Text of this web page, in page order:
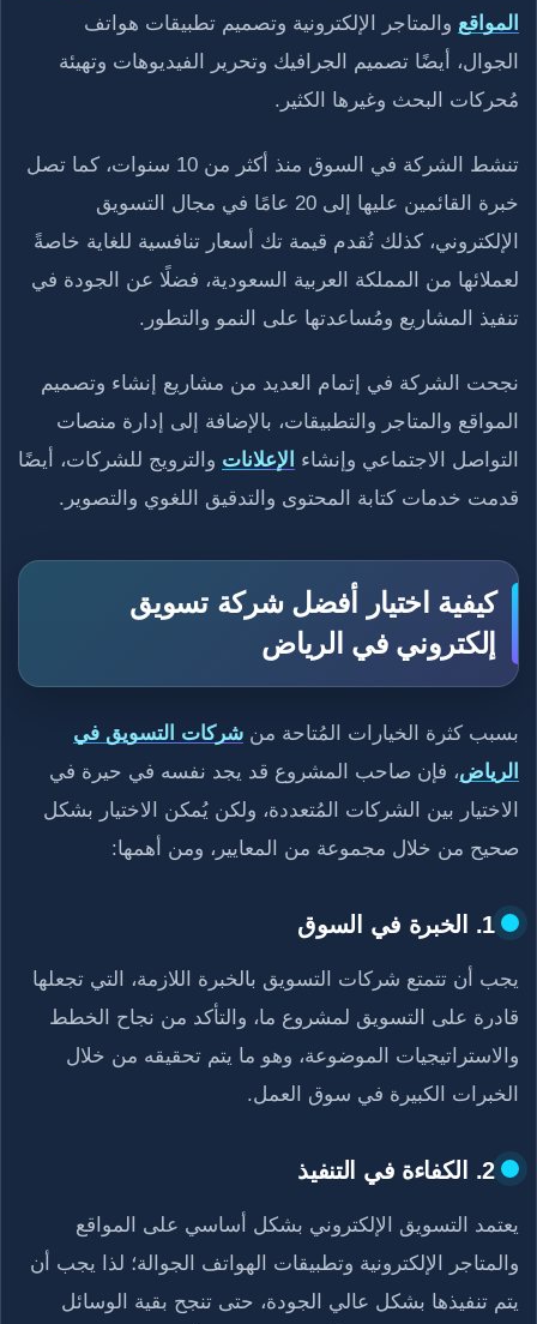
المواقع والمتاجر الإلكترونية وتصميم تطبيقات هواتف
الجوال، أيضًا تصميم الجرافيك وتحرير الفيديوهات وتهيئة
مُحركات البحث وغيرها الكثير.
تنشط الشركة في السوق منذ أكثر من 10 سنوات، كما تصل
خبرة القائمين عليها إلى 20 عامًا في مجال التسويق
الإلكتروني، كذلك تُقدم قيمة تك أسعار تنافسية للغاية خاصةً
لعملائها من المملكة العربية السعودية، فضلًا عن الجودة في
تنفيذ المشاريع ومُساعدتها على النمو والتطور.
نجحت الشركة في إتمام العديد من مشاريع إنشاء وتصميم
المواقع والمتاجر والتطبيقات، بالإضافة إلى إدارة منصات
التواصل الاجتماعي وإنشاء
الإعلانات والترويج للشركات، أيضًا
قدمت خدمات كتابة المحتوى والتدقيق اللغوي والتصوير.
كيفية اختيار أفضل شركة تسويق
إلكتروني في الرياض
بسبب كثرة الخيارات المُتاحة من شركات التسويق في
الرياض، فإن صاحب المشروع قد يجد نفسه في حيرة في
الاختيار بين الشركات المُتعددة، ولكن يُمكن الاختيار بشكل
صحيح من خلال مجموعة من المعايير، ومن أهمها:
1. الخبرة في السوق
يجب أن تتمتع شركات التسويق بالخبرة اللازمة، التي تجعلها
قادرة على التسويق لمشروع ما، والتأكد من نجاح الخطط
والاستراتيجيات الموضوعة، وهو ما يتم تحقيقه من خلال
الخبرات الكبيرة في سوق العمل.
2. الكفاءة في التنفيذ
يعتمد التسويق الإلكتروني بشكل أساسي على المواقع
والمتاجر الإلكترونية وتطبيقات الهواتف الجوالة؛ لذا يجب أن
يتم تنفيذها بشكل عالي الجودة، حتى تنجح بقية الوسائل